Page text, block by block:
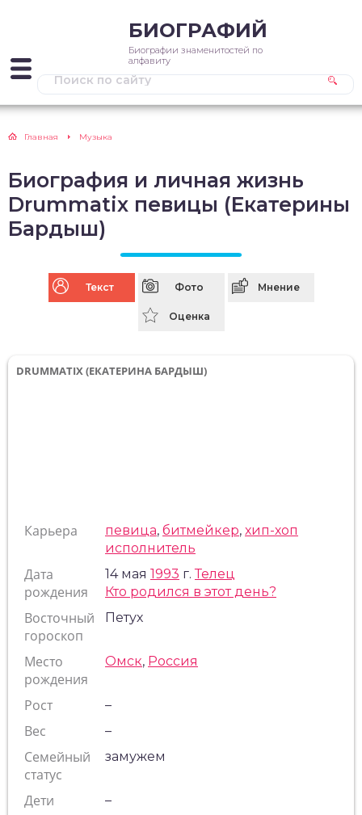
БИОГРАФИЙ
Биографии знаменитостей по
алфавиту
Главная Музыка
Биография и личная жизнь
Drummatix певицы (Екатерины
Бардыш)
Текст Фото Мнение
Оценка
DRUMMATIX (ЕКАТЕРИНА БАРДЫШ)
Карьера певица, битмейкер, хип-хоп
исполнитель
Дата
рождения
14 мая 1993 г.Телец
Кто родился в этот день?
Восточный
гороскоп
Петух
Место
рождения
Омск, Россия
Рост –
Вес –
Семейный
статус
замужем
Дети –